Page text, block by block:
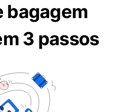
bagagem
3 passos